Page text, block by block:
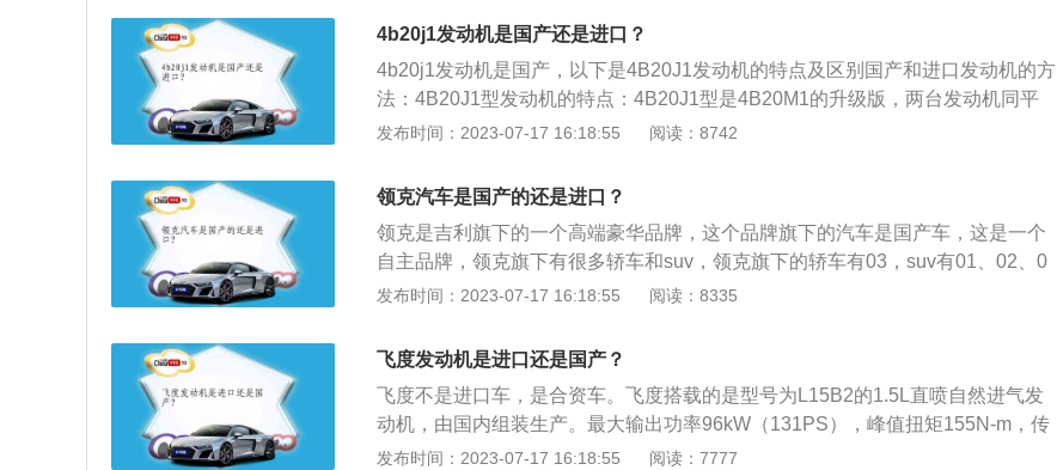
R，比如上一代凯美瑞用ZR，比如皇冠汉兰达用AR。设计理念：为了省油，有
的发动机从空气侧入手，利用EGR和VVT来实现；有的发动机从喷射入手，利用
D-4S双喷射系统来实现。
4b20j1发动机是国产还是进口？
4b20j1发动机是国产，以下是4B20J1发动机的特点及区别国产和进口发动机的方
法：4B20J1型发动机的特点：4B20J1型是4B20M1的升级版，两台发动机同平
台，但技术不同。升级后的2.0T发动机动力涨了51匹，扭矩增加70Nm，油耗降
式。区分国产和进口发动机方法：进口的空滤上有明显的DVVT字样、发动机上
有标注发动机型号，4GA8就是国产、进口机和国产机的汽车在其它的配置上也
有点区别可以去店里咨询销售员。
发布时间：2023-07-17 16:18:55 阅读：8742
领克汽车是国产的还是进口？
领克是吉利旗下的一个高端豪华品牌，这个品牌旗下的汽车是国产车，这是一个
自主品牌，领克旗下有很多轿车和suv，领克旗下的轿车有03，suv有01、02、0
5，03还有一款高性能版车型，高性能版车型叫03+。关于领克03的相关介绍如
增压三缸发动机，另一款是2.0升涡轮增压四缸发动机。高性能版车型：领克03的
高性能版车型使用了一款2.0升涡轮增压发动机，高性能版车型的2.0升涡轮增压
发动机拥有254马力和350牛米的最大扭矩，这款发动机可以在5500转每分钟时
输出最大功率。
发布时间：2023-07-17 16:18:55 阅读：8335
飞度发动机是进口还是国产？
飞度不是进口车，是合资车。飞度搭载的是型号为L15B2的1.5L直喷自然进气发
动机，由国内组装生产。最大输出功率96kW（131PS），峰值扭矩155N-m，传
动系统匹配5速手动及CVT无级变速箱。汽车发动机使用的注意事项如下：1、忌
发布时间：2023-07-17 16:18:55 阅读：7777